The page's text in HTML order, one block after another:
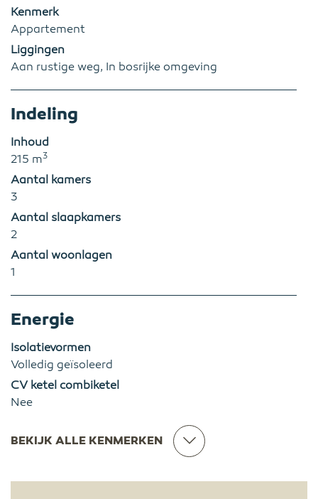
Kenmerk
Appartement
Liggingen
Aan rustige weg, In bosrijke omgeving
Indeling
Inhoud
215 m3
Aantal kamers
3
Aantal slaapkamers
2
Aantal woonlagen
1
Energie
Isolatievormen
Volledig geïsoleerd
CV ketel combiketel
Nee
BEKIJK ALLE KENMERKEN